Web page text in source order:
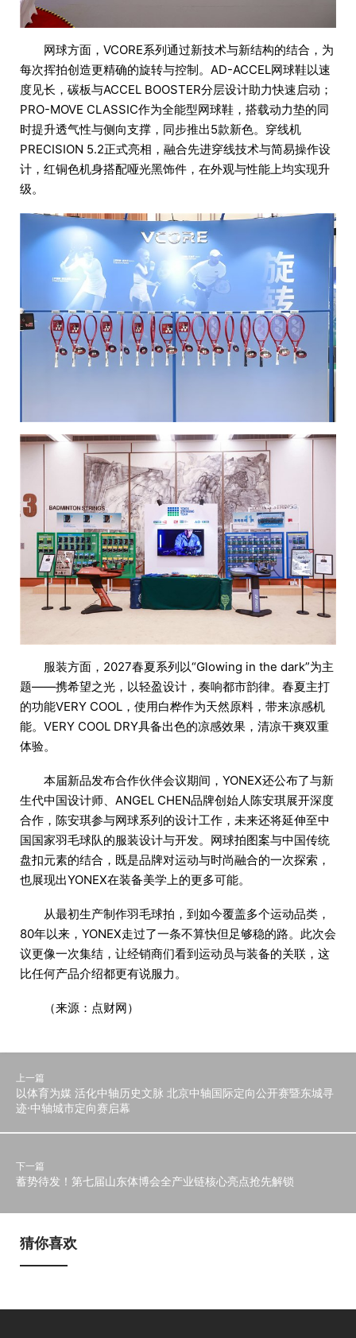
网球方面，VCORE系列通过新技术与新结构的结合，为
每次挥拍创造更精确的旋转与控制。AD-ACCEL网球鞋以速
度见长，碳板与ACCEL BOOSTER分层设计助力快速启动；
PRO-MOVE CLASSIC作为全能型网球鞋，搭载动力垫的同
时提升透气性与侧向支撑，同步推出5款新色。穿线机
PRECISION 5.2正式亮相，融合先进穿线技术与简易操作设
计，红铜色机身搭配哑光黑饰件，在外观与性能上均实现升
级。
服装方面，2027春夏系列以“Glowing in the dark”为主
题——携希望之光，以轻盈设计，奏响都市韵律。春夏主打
的功能VERY COOL，使用白桦作为天然原料，带来凉感机
能。VERY COOL DRY具备出色的凉感效果，清凉干爽双重
体验。
本届新品发布合作伙伴会议期间，YONEX还公布了与新
生代中国设计师、ANGEL CHEN品牌创始人陈安琪展开深度
合作，陈安琪参与网球系列的设计工作，未来还将延伸至中
国国家羽毛球队的服装设计与开发。网球拍图案与中国传统
盘扣元素的结合，既是品牌对运动与时尚融合的一次探索，
也展现出YONEX在装备美学上的更多可能。
从最初生产制作羽毛球拍，到如今覆盖多个运动品类，
80年以来，YONEX走过了一条不算快但足够稳的路。此次会
议更像一次集结，让经销商们看到运动员与装备的关联，这
比任何产品介绍都更有说服力。
（来源：点财网）
上一篇
以体育为媒 活化中轴历史文脉 北京中轴国际定向公开赛暨东城寻
迹·中轴城市定向赛启幕
下一篇
蓄势待发！第七届山东体博会全产业链核心亮点抢先解锁
猜你喜欢